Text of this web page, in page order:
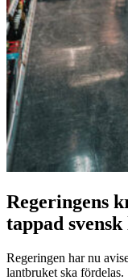
Regeringens
tappad
Regeringen har nu
lantbruket ska fördelas.